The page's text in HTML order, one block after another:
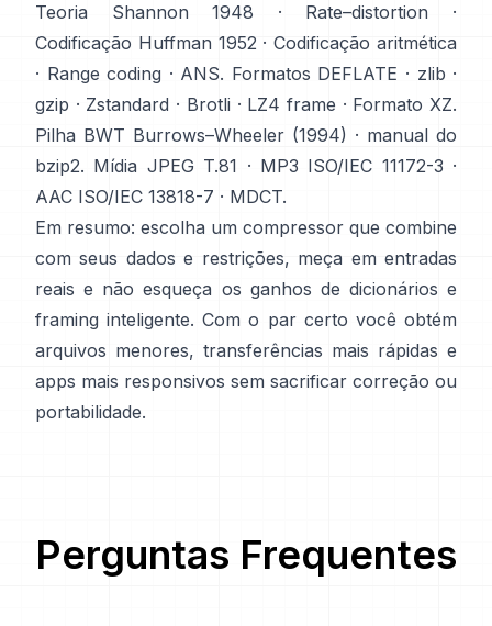
Teoria
Shannon 1948 · Rate–distortion
·
Codificação Huffman 1952 · Codificação aritmética
· Range coding · ANS. Formatos DEFLATE · zlib ·
gzip · Zstandard · Brotli · LZ4 frame · Formato XZ.
Pilha BWT Burrows–Wheeler (1994) · manual do
bzip2. Mídia JPEG T.81 · MP3 ISO/IEC 11172-3 ·
AAC ISO/IEC 13818-7 · MDCT.
Em resumo: escolha um compressor que combine
com seus dados e restrições, meça em entradas
reais e não esqueça os ganhos de dicionários e
framing inteligente. Com o par certo você obtém
arquivos menores, transferências mais rápidas e
apps mais responsivos sem sacrificar correção ou
portabilidade.
Perguntas Frequentes